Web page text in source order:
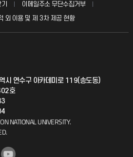
이메일주소 무단수집거부
외 이용 및 제 3차 제공 현황
시 연수구 아카데미로 119(송도동)
호
NATIONAL UNIVERSITY.